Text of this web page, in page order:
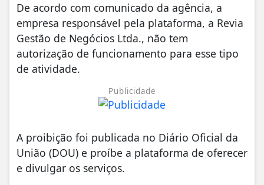
De acordo com comunicado da agência, a
empresa responsável pela plataforma, a Revia
Gestão de Negócios Ltda., não tem
autorização de funcionamento para esse tipo
de atividade.
Publicidade
A proibição foi publicada no Diário Oficial da
União (DOU) e proíbe a plataforma de oferecer
e divulgar os serviços.